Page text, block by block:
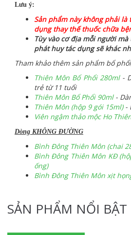
Lưu ý:
Sản phẩm này không phải là
dụng thay thế thuốc chữa
Tùy vào cơ địa mỗi người
phát huy tác dụng sẽ khác
Tham khảo thêm sản phẩm bổ
Thiên Môn Bổ Phổi 280ml-
trẻ từ 11 tuổi
Thiên Môn Bổ Phổi 90ml -
Thiên Môn (hộp 9 gói 15ml)-
Viên ngậm thảo mộc Ho
Dòng KHÔNG ĐƯỜNG
Bình Đông Thiên Môn (chai
Bình Đông Thiên Môn KĐ
ống)
Bình Đông Thiên Môn xịt
SẢN PHẨM NỔI BẬT